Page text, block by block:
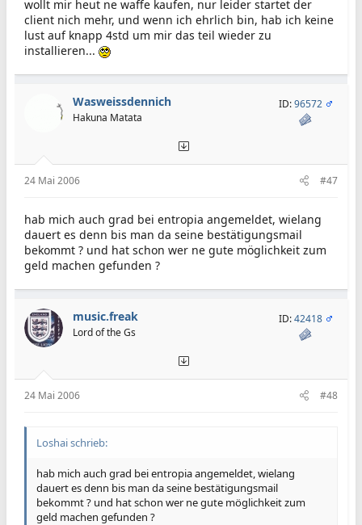
wollt mir heut ne waffe kaufen, nur leider startet der
client nich mehr, und wenn ich ehrlich bin, hab ich keine
lust auf knapp 4std um mir das teil wieder zu
installieren...
Wasweissdennich
Hakuna Matata
ID:96572
24 Mai 2006 #47
hab mich auch grad bei entropia angemeldet, wielang
dauert es denn bis man da seine bestätigungsmail
bekommt ? und hat schon wer ne gute möglichkeit zum
geld machen gefunden ?
music.freak
Lord of the Gs
ID:42418
24 Mai 2006 #48
Loshai schrieb:
hab mich auch grad bei entropia angemeldet, wielang
dauert es denn bis man da seine bestätigungsmail
bekommt ? und hat schon wer ne gute möglichkeit zum
geld machen gefunden ?